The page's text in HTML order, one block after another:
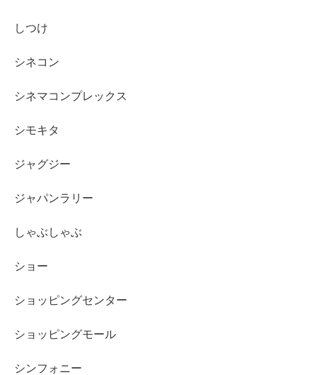
しつけ
シネコン
シネマコンプレックス
シモキタ
ジャグジー
ジャパンラリー
しゃぶしゃぶ
ショー
ショッピングセンター
ショッピングモール
シンフォニー